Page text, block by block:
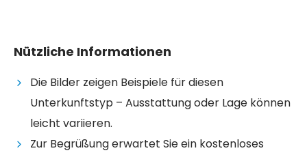
Nützliche Informationen
Die Bilder zeigen Beispiele für diesen
Unterkunftstyp – Ausstattung oder Lage können
leicht variieren.
Zur Begrüßung erwartet Sie ein kostenloses